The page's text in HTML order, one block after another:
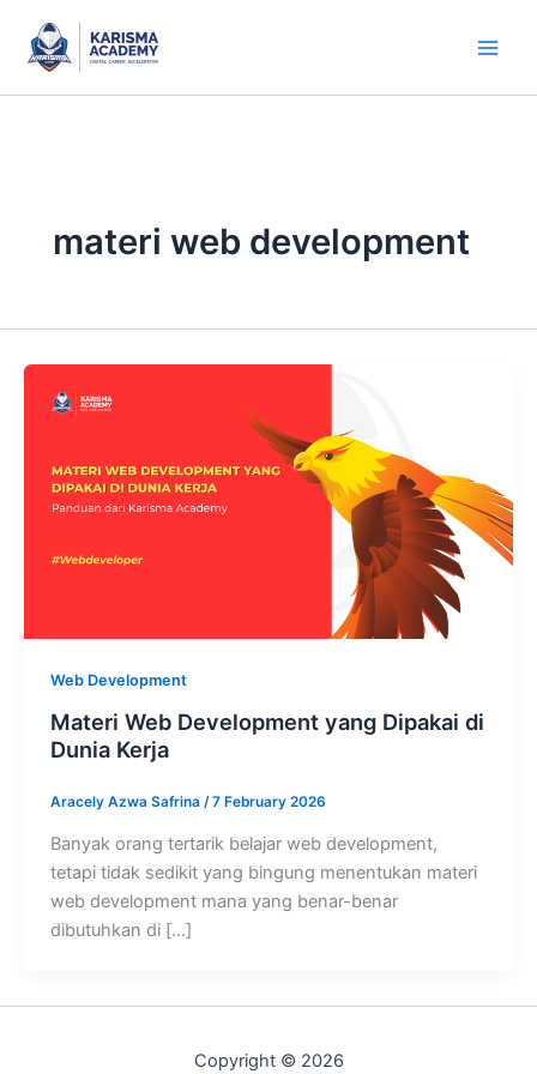
content
materi web development
Web Development
Materi Web Development yang Dipakai di
Dunia Kerja
Aracely Azwa Safrina /7 February 2026
Banyak orang tertarik belajar web development,
tetapi tidak sedikit yang bingung menentukan materi
web development mana yang benar-benar
dibutuhkan di […]
Copyright © 2026